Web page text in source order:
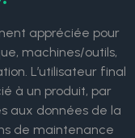
appréciée pour
machines/outils,
L’utilisateur final
à un produit, par
aux données de la
de maintenance